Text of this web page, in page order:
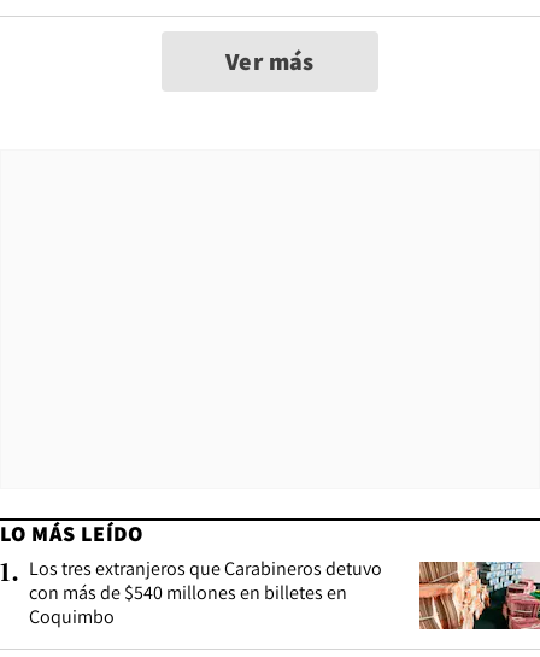
Ver más
LO MÁS LEÍDO
1. Los tres extranjeros que Carabineros detuvo
con más de $540 millones en billetes en
Coquimbo